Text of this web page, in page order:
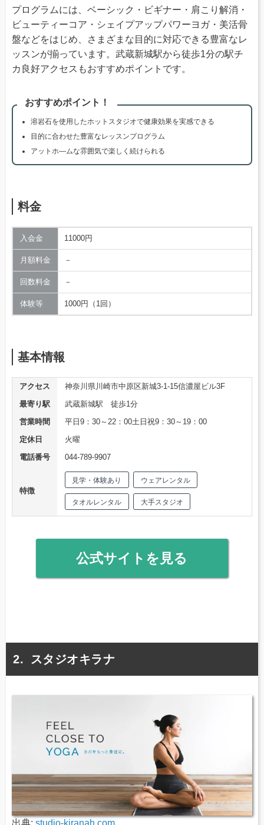
プログラムには、ベーシック・ビギナー・肩こり解消・
ビューティーコア・シェイプアップパワーヨガ・美活骨
盤などをはじめ、さまざまな目的に対応できる豊富なレ
ッスンが揃っています。武蔵新城駅から徒歩1分の駅チ
カ良好アクセスもおすすめポイントです。
おすすめポイント！
溶岩石を使用したホットスタジオで健康効果を実感できる
目的に合わせた豊富なレッスンプログラム
アットホ―ムな雰囲気で楽しく続けられる
料金
入会金 11000円
月額料金 －
回数料金 －
体験等 1000円（1回）
基本情報
アクセス
神奈川県川崎市中原区新城3-1-15信濃屋ビル3F
最寄り駅
武蔵新城駅 徒歩1分
営業時間
平日9：30～22：00土日祝9：30～19：00
定休日
火曜
電話番号
044-789-9907
特徴
見学・体験あり ウェアレンタル
タオルレンタル 大手スタジオ
公式サイトを見る
スタジオキラナ